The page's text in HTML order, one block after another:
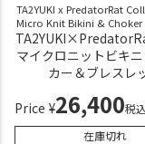
TA2YUKI x PredatorRat
Micro Knit Bikini &
マイクロニットビキ
カー＆ブレスレ
Price ¥26,400税込
在庫切れ